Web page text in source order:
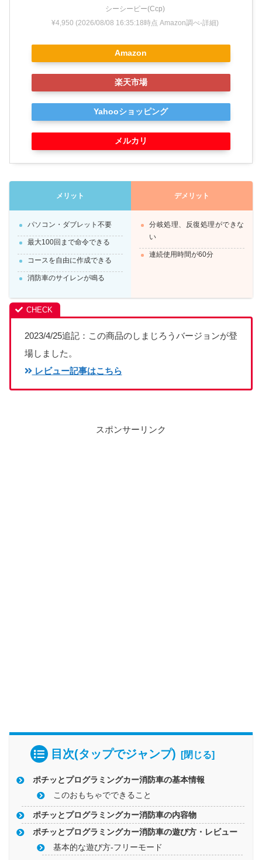
シーシーピー(Ccp)
¥4,950 (2026/08/08 16:35:18時点 Amazon調べ-詳細)
Amazon
楽天市場
Yahooショッピング
メルカリ
メリット
パソコン・ダブレット不要
最大100回まで命令できる
コースを自由に作成できる
消防車のサイレンが鳴る
デメリット
分岐処理、反復処理ができな
い
連続使用時間が60分
2023/4/25追記：この商品のしまじろうバージョンが登
場しました。
レビュー記事はこちら
スポンサーリンク
目次(タップでジャンプ)
ポチッとプログラミングカー消防車の基本情報
このおもちゃでできること
ポチッとプログラミングカー消防車の内容物
ポチッとプログラミングカー消防車の遊び方・レビュー
基本的な遊び方-フリーモード